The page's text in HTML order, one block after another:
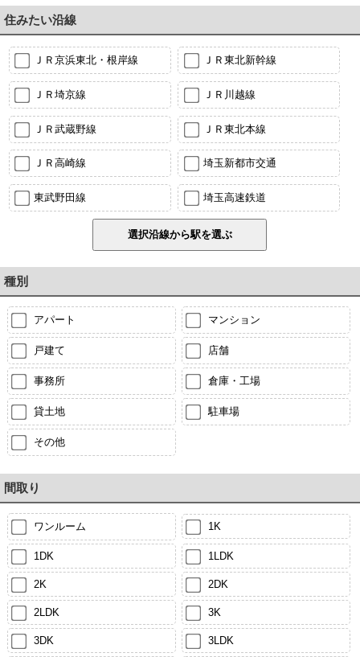
住みたい沿線
ＪＲ京浜東北・根岸線 ＪＲ東北新幹線
ＪＲ埼京線 ＪＲ川越線
ＪＲ武蔵野線 ＪＲ東北本線
ＪＲ高崎線 埼玉新都市交通
東武野田線 埼玉高速鉄道
種別
アパート マンション
戸建て 店舗
事務所 倉庫・工場
貸土地 駐車場
その他
間取り
ワンルーム 1K
1DK 1LDK
2K 2DK
2LDK 3K
3DK 3LDK